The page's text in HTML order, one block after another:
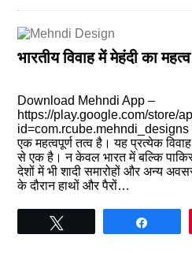
भारतीय विवाह में मेहंदी का महत्व
Download Mehndi App –
https://play.google.com/store/
id=com.rcube.mehndi_designs
एक महत्वपूर्ण तत्व है। यह प्रत्येक
से एक है। न केवल भारत में बल्कि
देशों में भी शादी समारोहों और अन्य
के दौरान हाथों और पैरों…